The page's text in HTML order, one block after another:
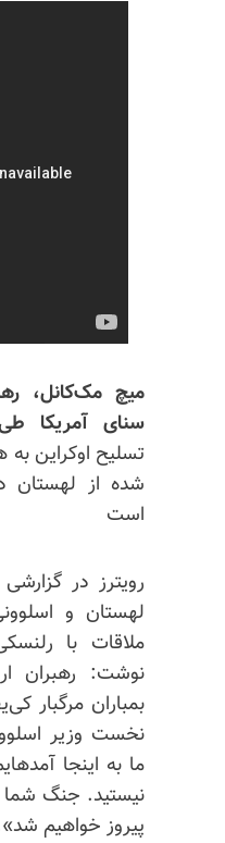
میچ مک‌کانل،
سنای آمریکا
تسلیح اوکراین
شده از
است
رویترز در
لهستان و
ملاقات با
نوشت: رهبران
بمباران مرگبار
نخست وزیر
ما به اینجا
نیستید. جنگ
پیروز خواهیم